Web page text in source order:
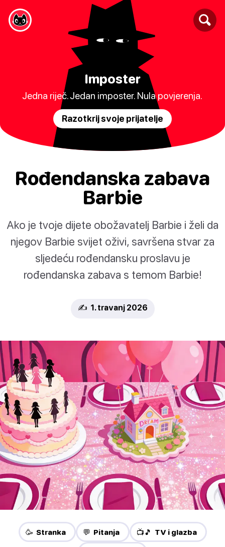
Imposter
Jedna riječ. Jedan imposter. Nula povjerenja.
Razotkrij svoje prijatelje
Rođendanska zabava
Barbie
Ako je tvoje dijete obožavatelj Barbie i želi da
njegov Barbie svijet oživi, ​​savršena stvar za
sljedeću rođendansku proslavu je
rođendanska zabava s temom Barbie!
✍️ 1. travanj 2026
🥳 Stranka 💬 Pitanja 📺🎵 TV i glazba